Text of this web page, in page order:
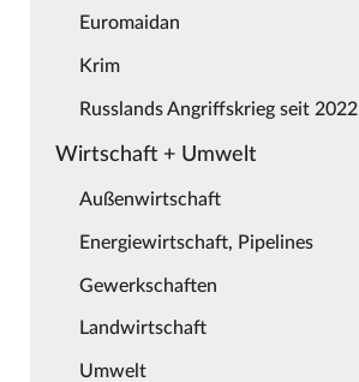
Euromaidan
Krim
Russlands Angriffskrieg seit 2022
Wirtschaft + Umwelt
Außenwirtschaft
Energiewirtschaft, Pipelines
Gewerkschaften
Landwirtschaft
Umwelt